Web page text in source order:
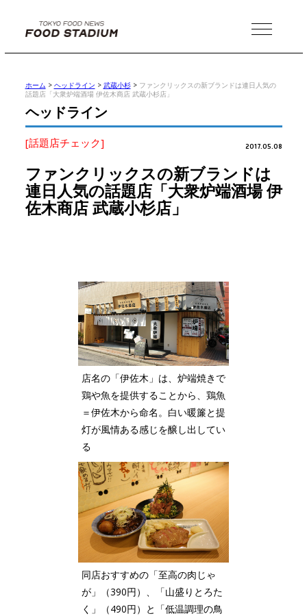
MENU
ホーム > ヘッドライン > 武蔵小杉> ファンクリックスの新ブランドは連日人気の
話題店「大衆炉端酒場 伊佐木商店 武蔵小杉店」
ヘッドライン
[話題店チェック] 2017.05.08
ファンクリックスの新ブランドは
連日人気の話題店「大衆炉端酒場 伊
佐木商店 武蔵小杉店」
店名の「伊佐木」は、炉端焼きで
鶏や魚を提供することから、鶏魚
＝伊佐木から命名。白い暖簾と提
灯が風情ある感じを醸し出してい
る
同店おすすめの「至高の肉じゃ
が」（390円）、「山盛りとろた
く」（490円）と「低温調理の鳥